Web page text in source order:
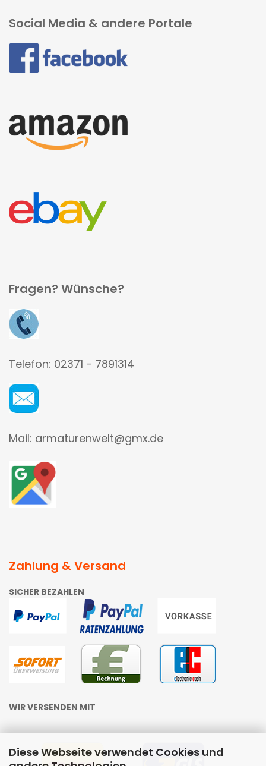
Diese Webseite verwendet Cookies und
Social Media & andere Portale
Fragen? Wünsche?
Telefon: 02371 - 7891314
Mail: armaturenwelt@gmx.de
Zahlung & Versand
SICHER BEZAHLEN
WIR VERSENDEN MIT